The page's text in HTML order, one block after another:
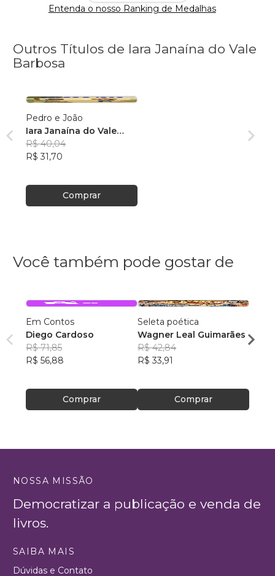
Entenda o nosso Ranking de Medalhas
Outros Títulos de Iara Janaína do Vale
Barbosa
Pedro e João
Iara Janaína do Vale
Barbosa
R$ 40,04
R$ 31,70
Comprar
Você também pode gostar de
Em Contos
Diego Cardoso
R$ 71,85
R$ 56,88
Comprar
Seleta poética
Wagner Leal Guimarães
R$ 42,84
R$ 33,91
Comprar
ainda
Carla
NOSSA MISSÃO
Democratizar a publicação e venda de
livros.
SAIBA MAIS
Dúvidas e Contato